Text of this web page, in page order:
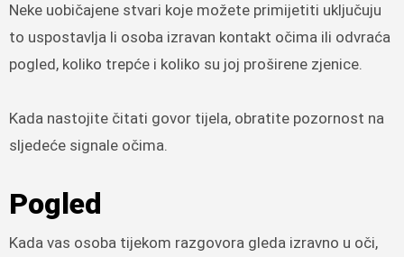
Neke uobičajene stvari koje možete primijetiti uključuju
to uspostavlja li osoba izravan kontakt očima ili odvraća
pogled, koliko trepće i koliko su joj proširene zjenice.
Kada nastojite čitati govor tijela, obratite pozornost na
sljedeće signale očima.
Pogled
Kada vas osoba tijekom razgovora gleda izravno u oči,